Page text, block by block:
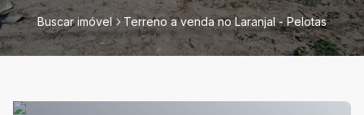
Buscar imóvel Terreno a venda no Laranjal - Pelotas